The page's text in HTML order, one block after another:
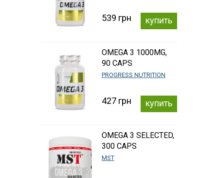
539 грн купить
OMEGA 3 1000MG,
90 CAPS
PROGRESS NUTRITION
427 грн купить
OMEGA 3 SELECTED,
300 CAPS
MST